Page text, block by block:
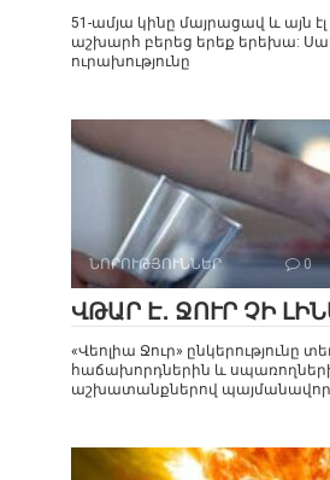
51-ամյա կինը մայրացավ և այն էլ
աշխարհ բերեց երեք երեխա:
ուրախությունը
ՆՈՐՈՒԹՅՈՒՆՆԵՐ 0
ՎԹԱՐ Է․ ՋՈՒՐ ՉԻ
«Վեոլիա Ջուր» ընկերությունը
հաճախորդներին և
աշխատանքներով